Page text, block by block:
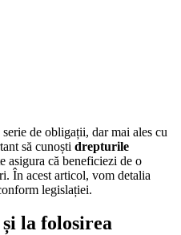
de obligații, dar mai ales cu
să cunoști drepturile
asigura că beneficiezi de o
În acest articol, vom detalia
legislației.
la folosirea